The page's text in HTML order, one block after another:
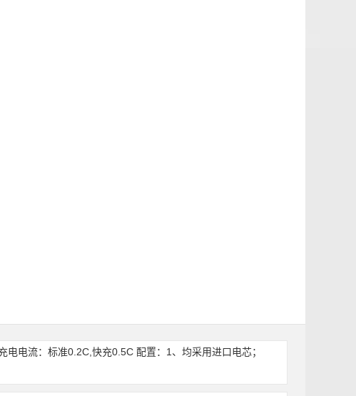
电流：标准0.2C,快充0.5C 配置：1、均采用进口电芯；